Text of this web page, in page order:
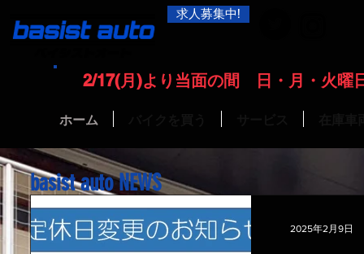
求人募集中!
ホーム
2/17(月)より当面の間 日・月・火曜
basist auto NEWS
2025年2月9日